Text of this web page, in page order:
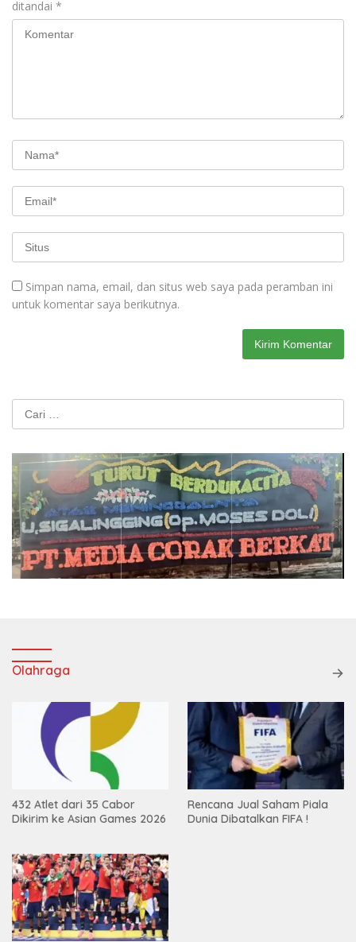
ditandai *
Simpan nama, email, dan situs web saya pada peramban ini
untuk komentar saya berikutnya.
Olahraga
432 Atlet dari 35 Cabor
Dikirim ke Asian Games 2026
Rencana Jual Saham Piala
Dunia Dibatalkan FIFA !